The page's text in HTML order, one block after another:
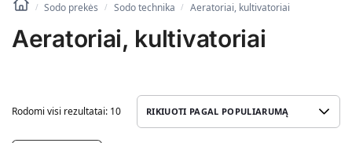
/ Sodo prekės / Sodo technika / Aeratoriai, kultivatoriai
Aeratoriai, kultivatoriai
Rodomi visi rezultatai: 10